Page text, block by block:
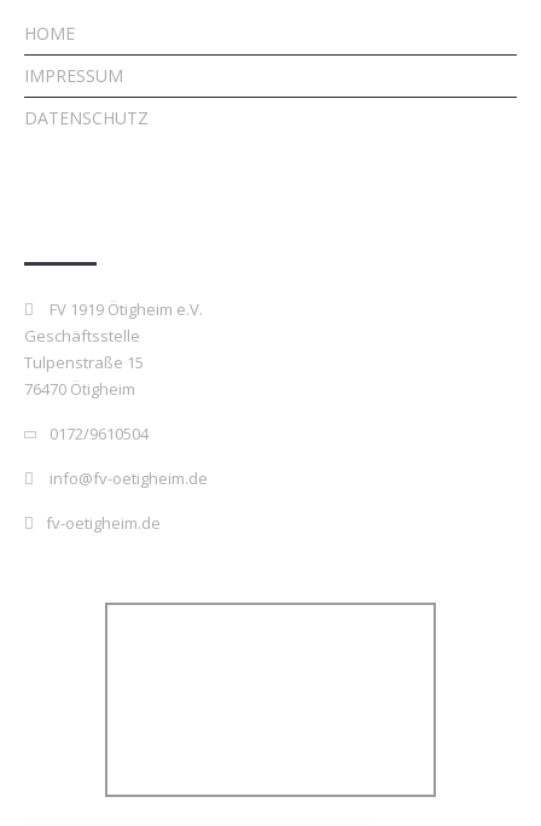
HOME
IMPRESSUM
DATENSCHUTZ
FV 1919 Ötigheim e.V.
Geschäftsstelle
Tulpenstraße 15
76470 Ötigheim
0172/9610504
info@fv-oetigheim.de
fv-oetigheim.de